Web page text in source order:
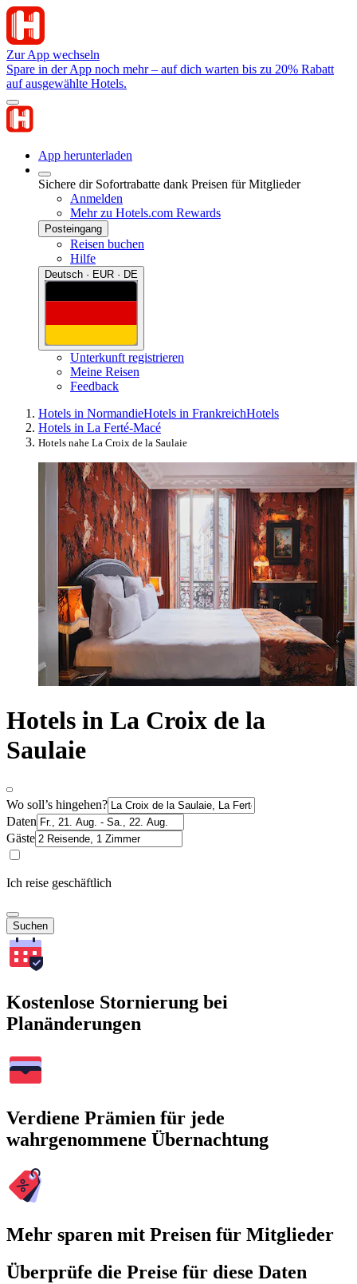
Zur App wechseln
Spare in der App noch mehr – auf dich warten bis zu 20% Rabatt
auf ausgewählte Hotels.
App herunterladen
Sichere dir Sofortrabatte dank Preisen für Mitglieder
Anmelden
Mehr zu Hotels.com Rewards
Posteingang
Reisen buchen
Hilfe
Deutsch · EUR · DE
Unterkunft registrieren
Meine Reisen
Feedback
Hotels in NormandieHotels in FrankreichHotels
Hotels in La Ferté-Macé
Hotels nahe La Croix de la Saulaie
Hotels in La Croix de la
Saulaie
Wo soll’s hingehen?
Daten
Gäste
Ich reise geschäftlich
Suchen
Kostenlose Stornierung bei
Planänderungen
Verdiene Prämien für jede
wahrgenommene Übernachtung
Mehr sparen mit Preisen für Mitglieder
Überprüfe die Preise für diese Daten